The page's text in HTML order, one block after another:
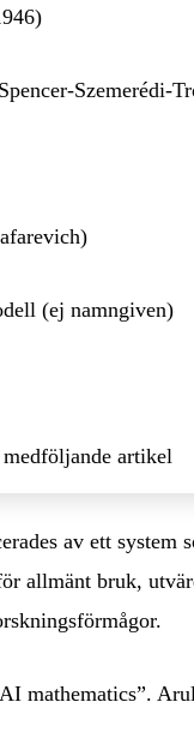
Szemerédi-
(ej namngiven)
artikel
av ett system
allmänt bruk,
mathematics”.